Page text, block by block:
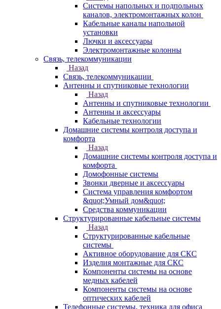
Системы напольных и подпольных
каналов, электромонтажных колон
Кабельные каналы напольной
установки
Лючки и аксессуары
Электромонтажные колонны
Связь, телекоммуникации
Назад
Связь, телекоммуникации
Антенны и спутниковые технологии
Назад
Антенны и спутниковые технологии
Антенны и аксессуары
Кабельные технологии
Домашние системы контроля доступа и
комфорта
Назад
Домашние системы контроля доступа и
комфорта
Домофонные системы
Звонки дверные и аксессуары
Система управления комфортом
&quot;Умный дом&quot;
Средства коммуникации
Структурированные кабельные системы
Назад
Структурированные кабельные
системы
Активное оборудование для СКС
Изделия монтажные для СКС
Компоненты системы на основе
медных кабелей
Компоненты системы на основе
оптических кабелей
Телефонные системы, техника для офиса